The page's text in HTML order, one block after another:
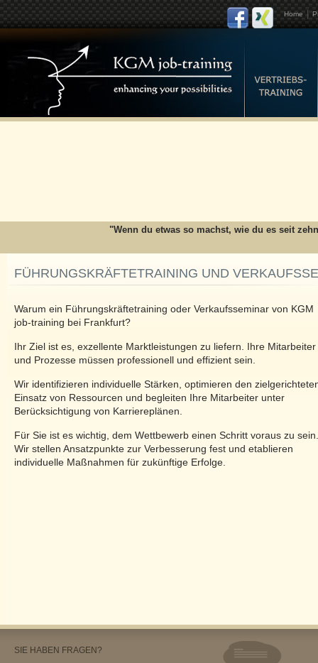
Home |
"Wenn du etwas so machst, wie du es seit
FÜHRUNGSKRÄFTETRAINING UND
Warum ein Führungskräftetraining oder Verkaufsseminar von KGM
job-training bei Frankfurt?
Ihr Ziel ist es, exzellente Marktleistungen zu liefern. Ihre Mitarbeiter
und Prozesse müssen professionell und effizient sein.
Wir identifizieren individuelle Stärken, optimieren den
Einsatz von Ressourcen und begleiten Ihre Mitarbeiter unter
Berücksichtigung von Karriereplänen.
Für Sie ist es wichtig, dem Wettbewerb einen Schritt voraus zu sein.
Wir stellen Ansatzpunkte zur Verbesserung fest und etablieren
individuelle Maßnahmen für zukünftige Erfolge.
SIE HABEN FRAGEN?